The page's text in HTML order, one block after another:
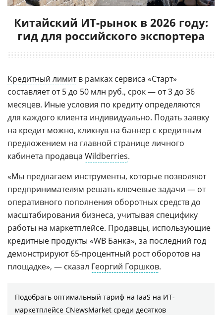
Китайский ИТ-рынок в 2026 году:
гид для российского экспортера
Кредитный лимитв рамках сервиса «Старт»
составляет от 5 до 50 млн руб., срок — от 3 до 36
месяцев. Иные условия по кредиту определяются
для каждого клиента индивидуально. Подать заявку
на кредит можно, кликнув на баннер с кредитным
предложением на главной странице личного
кабинета продавца Wildberries.
«Мы предлагаем инструменты, которые позволяют
предпринимателям решать ключевые задачи — от
оперативного пополнения оборотных средств до
масштабирования бизнеса, учитывая специфику
работы на маркетплейсе. Продавцы, использующие
кредитные продукты «WB Банка», за последний год
демонстрируют 65-процентный рост оборотов на
площадке», — сказал Георгий Горшков.
Подобрать оптимальный тариф на IaaS на ИТ-
маркетплейсе CNewsMarket среди десятков